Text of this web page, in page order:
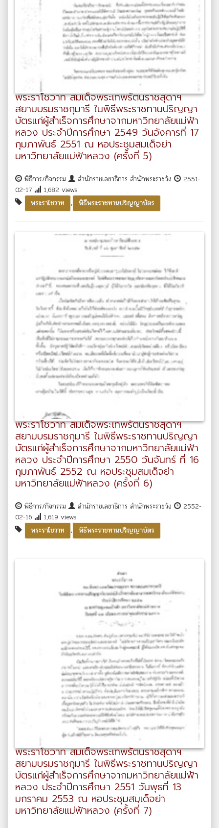
พระราโชวาท สมเด็จพระเทพรัตนราชสุดาฯ
สยามบรมราชกุมารี ในพิธีพระราชทานปริญญา
บัตรแก่ผู้สำเร็จการศึกษาจากมหาวิทยาลัยแม่ฟ้า
หลวง ประจำปีการศึกษา 2549 วันอังคารที่ 17
กุมภาพันธ์ 2551 ณ หอประชุมสมเด็จย่า
มหาวิทยาลัยแม่ฟ้าหลวง (ครั้งที่ 5)
พิธีการ/กิจกรรม สำนักราชเลขาธิการ สำนักพระราชวัง
2551-
02-17
1,682 views
พระราโชวาท
, พิธีพระราชทานปริญญาบัตร
พระราโชวาท สมเด็จพระเทพรัตนราชสุดาฯ
สยามบรมราชกุมารี ในพิธีพระราชทานปริญญา
บัตรแก่ผู้สำเร็จการศึกษาจากมหาวิทยาลัยแม่ฟ้า
หลวง ประจำปีการศึกษา 2550 วันจันทร์ ที่ 16
กุมภาพันธ์ 2552 ณ หอประชุมสมเด็จย่า
มหาวิทยาลัยแม่ฟ้าหลวง (ครั้งที่ 6)
พิธีการ/กิจกรรม สำนักราชเลขาธิการ สำนักพระราชวัง
2552-
02-16
1,619 views
พระราโชวาท
, พิธีพระราชทานปริญญาบัตร
พระราโชวาท สมเด็จพระเทพรัตนราชสุดาฯ
สยามบรมราชกุมารี ในพิธีพระราชทานปริญญา
บัตรแก่ผู้สำเร็จการศึกษาจากมหาวิทยาลัยแม่ฟ้า
หลวง ประจำปีการศึกษา 2551 วันพุธที่ 13
มกราคม 2553 ณ หอประชุมสมเด็จย่า
มหาวิทยาลัยแม่ฟ้าหลวง (ครั้งที่่ 7)